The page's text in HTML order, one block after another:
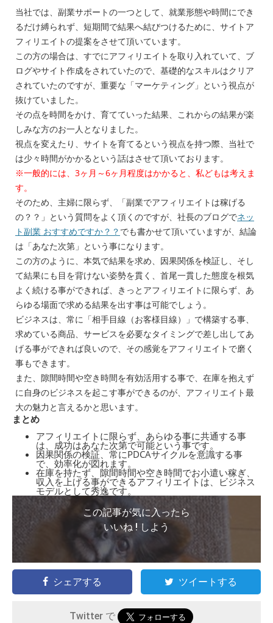
当社では、副業サポートの一つとして、就業形態や時間にでき
るだけ縛られず、短期間で結果へ結びつけるために、サイトア
フィリエイトの提案をさせて頂いています。
この方の場合は、すでにアフィリエイトを取り入れていて、ブ
ログやサイト作成をされていたので、基礎的なスキルはクリア
されていたのですが、重要な「マーケティング」という視点が
抜けていました。
その点を時間をかけ、育てていった結果、これからの結果が楽
しみな方のお一人となりました。
視点を変えたり、サイトを育てるという視点を持つ際、当社で
は少々時間がかかるという話はさせて頂いております。
※一般的には、3ヶ月～6ヶ月程度はかかると、私どもは考えま
す。
そのため、主婦に限らず、「副業でアフィリエイトは稼げる
の？？」という質問をよく頂くのですが、社長のブログでネッ
ト副業 おすすめですか？？ でも書かせて頂いていますが、結論
は「あなた次第 」という事になります。
この方のように、本気で結果を求め、因果関係を検証し、そし
て結果にも目を背けない姿勢を貫く、首尾一貫した態度を根気
よく続ける事ができれば、きっとアフィリエイトに限らず、あ
らゆる場面で求める結果を出す事は可能でしょう。
ビジネスは、常に「相手目線（お客様目線）
」で構築する事、
求めている商品、サービスを必要なタイミングで差し出してあ
げる事ができれば良いので、その感覚をアフィリエイトで磨く
事もできます。
また、隙間時間や空き時間を有効活用する事で、在庫を抱えず
に自身のビジネスを起こす事ができるのが、アフィリエイト最
大の魅力と言えるかと思います。
まとめ
アフィリエイトに限らず、あらゆる事に共通する事
は、成功はあなた次第で可能という事です。
因果関係の検証、常にPDCAサイクルを意識する事
で、効率化が図れます。
在庫を持たず、隙間時間や空き時間でお小遣い稼ぎ、
収入を上げる事ができるアフィリエイトは、ビジネス
モデルとして秀逸です。
この記事が気に入ったら
いいね ! しよう
シェアする ツイートする
Twitter で